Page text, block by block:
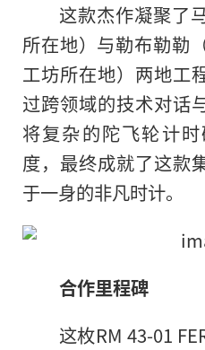
这款杰作凝聚了
所在地）与勒布勒勒
工坊所在地）两地工
过跨领域的技术对话
将复杂的陀飞轮计
度，最终成就了这款
于一身的非凡时计。
合作里程碑
这枚RM 43-01